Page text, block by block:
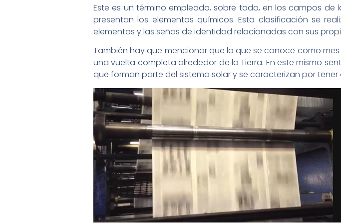
Este es un término empleado, sobre todo, en los campos de
presentan los elementos químicos. Esta clasificación se
elementos y las señas de identidad relacionadas con sus
También hay que mencionar que lo que se conoce como
una vuelta completa alrededor de la Tierra. En este mismo
que forman parte del sistema solar y se caracterizan por tener